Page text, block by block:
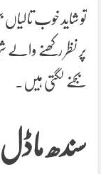
تو شاید خوب
پر نظر رکھنے
بجنے لگتی ہیں۔
سندھ ماڈل: